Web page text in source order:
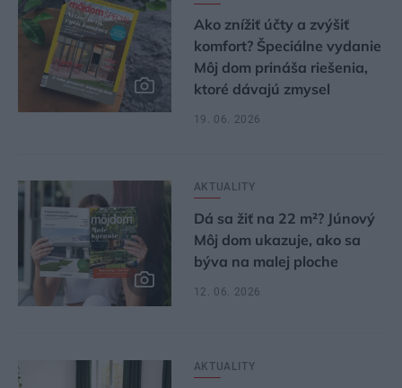
Ako znížiť účty a zvýšiť
komfort? Špeciálne vydanie
Môj dom prináša riešenia,
ktoré dávajú zmysel
19. 06. 2026
AKTUALITY
Dá sa žiť na 22 m²? Júnový
Môj dom ukazuje, ako sa
býva na malej ploche
12. 06. 2026
AKTUALITY